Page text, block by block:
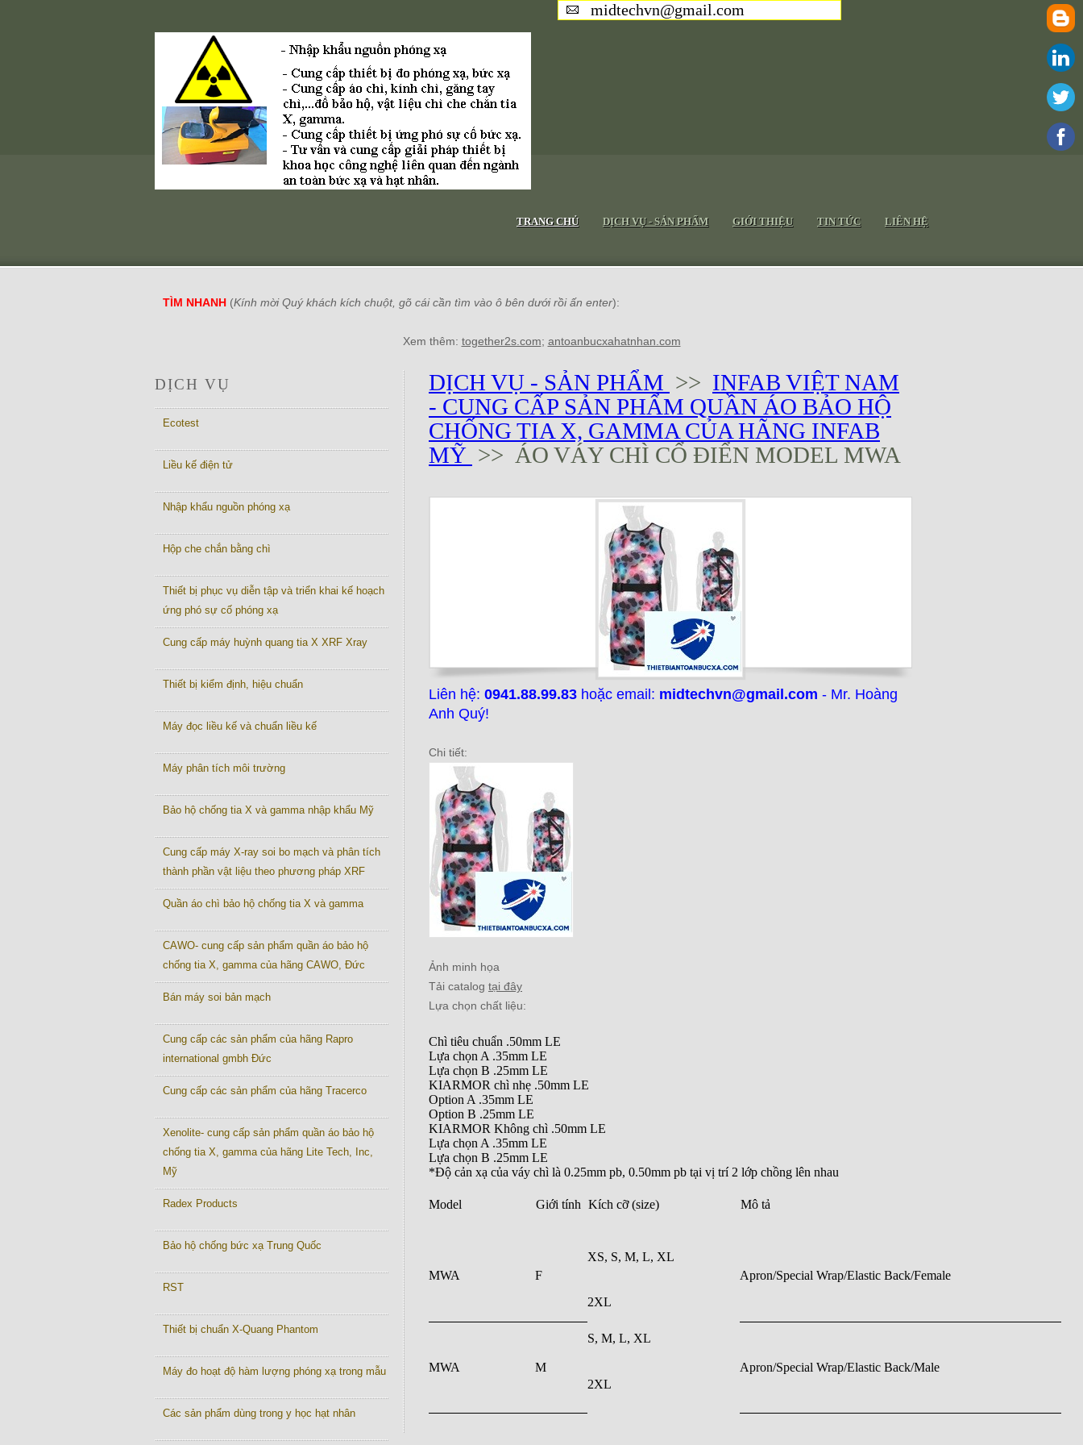
midtechvn@gmail.com
TRANG CHỦ DỊCH VỤ - SẢN PHẨM GIỚI THIỆU TIN TỨC LIÊN HỆ
TÌM NHANH (Kính mời Quý khách kích chuột, gõ cái cần tìm vào ô bên dưới rồi ấn enter):
Xem thêm: together2s.com; antoanbucxahatnhan.com
DỊCH VỤ
Ecotest
Liều kế điện tử
Nhập khẩu nguồn phóng xạ
Hộp che chắn bằng chì
Thiết bị phục vụ diễn tập và triển khai kế hoạch
ứng phó sự cố phóng xạ
Cung cấp máy huỳnh quang tia X XRF Xray
Thiết bị kiểm định, hiệu chuẩn
Máy đọc liều kế và chuẩn liều kế
Máy phân tích môi trường
Bảo hộ chống tia X và gamma nhập khẩu Mỹ
Cung cấp máy X-ray soi bo mạch và phân tích
thành phần vật liệu theo phương pháp XRF
Quần áo chì bảo hộ chống tia X và gamma
CAWO- cung cấp sản phẩm quần áo bảo hộ
chống tia X, gamma của hãng CAWO, Đức
Bán máy soi bản mạch
Cung cấp các sản phẩm của hãng Rapro
international gmbh Đức
Cung cấp các sản phẩm của hãng Tracerco
Xenolite- cung cấp sản phẩm quần áo bảo hộ
chống tia X, gamma của hãng Lite Tech, Inc,
Mỹ
Radex Products
Bảo hộ chống bức xạ Trung Quốc
RST
Thiết bị chuẩn X-Quang Phantom
Máy đo hoạt độ hàm lượng phóng xạ trong mẫu
Các sản phẩm dùng trong y học hạt nhân
DỊCH VỤ - SẢN PHẨM >> INFAB VIỆT NAM
- CUNG CẤP SẢN PHẨM QUẦN ÁO BẢO HỘ
CHỐNG TIA X, GAMMA CỦA HÃNG INFAB
MỸ >> ÁO VÁY CHÌ CỔ ĐIỂN MODEL MWA
Liên hệ: 0941.88.99.83 hoặc email: midtechvn@gmail.com - Mr. Hoàng
Anh Quý!
Chi tiết:
Ảnh minh họa
Tải catalog tại đây
Lựa chọn chất liệu:
Chì tiêu chuẩn .50mm LE
Lựa chọn A .35mm LE
Lựa chọn B .25mm LE
KIARMOR chì nhẹ .50mm LE
Option A .35mm LE
Option B .25mm LE
KIARMOR Không chì .50mm LE
Lựa chọn A .35mm LE
Lựa chọn B .25mm LE
*Độ cản xạ của váy chì là 0.25mm pb, 0.50mm pb tại vị trí 2 lớp chồng lên nhau
Model Giới tính Kích cỡ (size) Mô tả
MWA F
XS, S, M, L, XL
Apron/Special Wrap/Elastic Back/Female
2XL
MWA M
S, M, L, XL
Apron/Special Wrap/Elastic Back/Male
2XL